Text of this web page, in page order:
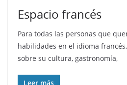
Espacio francés
Para todas las personas que
habilidades en el idioma
sobre su cultura, gastronomía,
Leer más